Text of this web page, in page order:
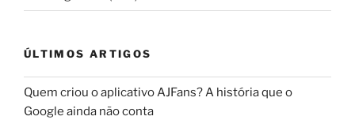
ÚLTIMOS ARTIGOS
Quem criou o aplicativo AJFans? A história que o
Google ainda não conta